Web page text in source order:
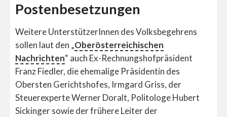
Postenbesetzungen
Weitere UnterstützerInnen des Volksbegehrens
sollen laut den „Oberösterreichischen
Nachrichten“ auch Ex-Rechnungshofpräsident
Franz Fiedler, die ehemalige Präsidentin des
Obersten Gerichtshofes, Irmgard Griss, der
Steuerexperte Werner Doralt, Politologe Hubert
Sickinger sowie der frühere Leiter der